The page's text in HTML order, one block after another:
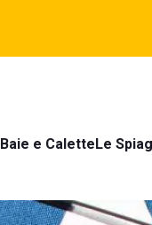
Baie e CaletteLe